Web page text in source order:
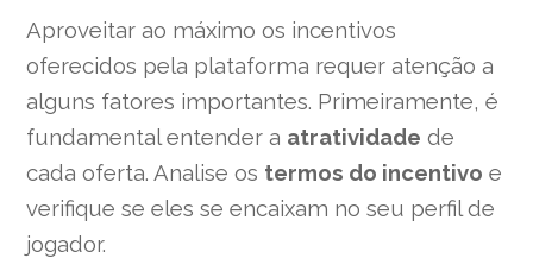
Aproveitar ao máximo os incentivos
oferecidos pela plataforma requer atenção a
alguns fatores importantes. Primeiramente, é
fundamental entender a atratividade de
cada oferta. Analise os termos do incentivo e
verifique se eles se encaixam no seu perfil de
jogador.